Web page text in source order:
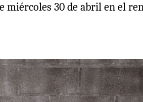
miércoles 30 de abril en el